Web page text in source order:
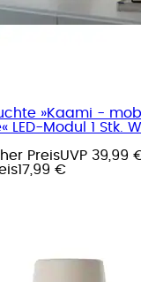
»Kaami -
LED-Modul 1 Stk.
PreisUVP 39,99
17,99 €